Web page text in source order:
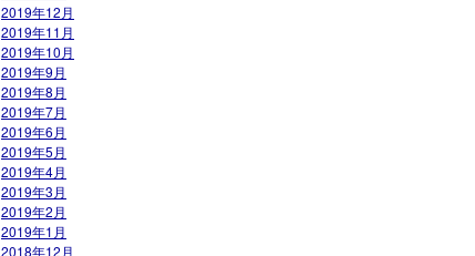
2019年12月
2019年11月
2019年10月
2019年9月
2019年8月
2019年7月
2019年6月
2019年5月
2019年4月
2019年3月
2019年2月
2019年1月
2018年12月